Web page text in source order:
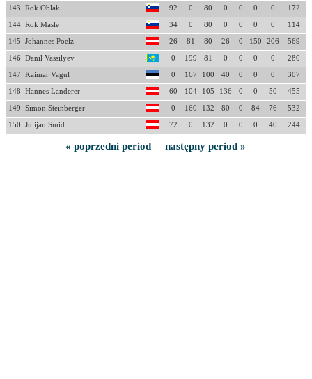
143 Rok Oblak 92 0 80 0 0 0 0 172
144 Rok Masle 34 0 80 0 0 0 0 114
145 Johannes Poelz 26 81 80 26 0 150 206 569
146 Danil Vassilyev 0 199 81 0 0 0 0 280
147 Kaimar Vagul 0 167 100 40 0 0 0 307
148 Hannes Landerer 60 104 105 136 0 0 50 455
149 Simon Steinberger 0 160 132 80 0 84 76 532
150 Julijan Smid 72 0 132 0 0 0 40 244
« poprzedni period następny period »